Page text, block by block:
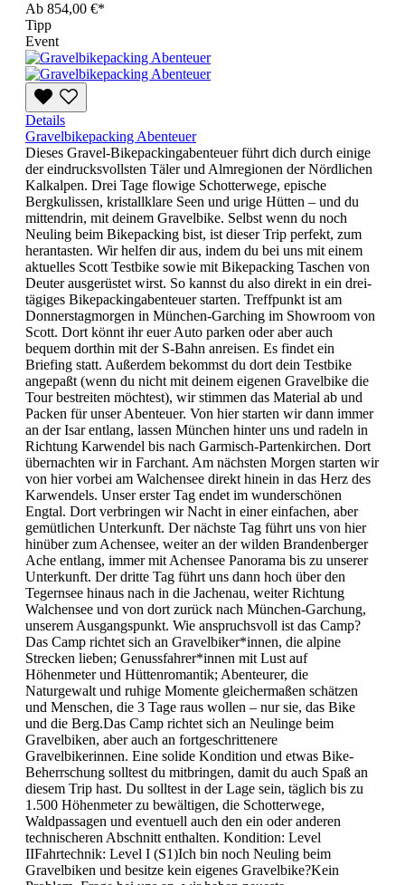
Ab 854,00 €*
Tipp
Event
Details
Gravelbikepacking Abenteuer
Dieses Gravel-Bikepackingabenteuer führt dich durch einige
der eindrucksvollsten Täler und Almregionen der Nördlichen
Kalkalpen. Drei Tage flowige Schotterwege, epische
Bergkulissen, kristallklare Seen und urige Hütten – und du
mittendrin, mit deinem Gravelbike. Selbst wenn du noch
Neuling beim Bikepacking bist, ist dieser Trip perfekt, zum
herantasten. Wir helfen dir aus, indem du bei uns mit einem
aktuelles Scott Testbike sowie mit Bikepacking Taschen von
Deuter ausgerüstet wirst. So kannst du also direkt in ein drei-
tägiges Bikepackingabenteuer starten. Treffpunkt ist am
Donnerstagmorgen in München-Garching im Showroom von
Scott. Dort könnt ihr euer Auto parken oder aber auch
bequem dorthin mit der S-Bahn anreisen. Es findet ein
Briefing statt. Außerdem bekommst du dort dein Testbike
angepaßt (wenn du nicht mit deinem eigenen Gravelbike die
Tour bestreiten möchtest), wir stimmen das Material ab und
Packen für unser Abenteuer. Von hier starten wir dann immer
an der Isar entlang, lassen München hinter uns und radeln in
Richtung Karwendel bis nach Garmisch-Partenkirchen. Dort
übernachten wir in Farchant. Am nächsten Morgen starten wir
von hier vorbei am Walchensee direkt hinein in das Herz des
Karwendels. Unser erster Tag endet im wunderschönen
Engtal. Dort verbringen wir Nacht in einer einfachen, aber
gemütlichen Unterkunft. Der nächste Tag führt uns von hier
hinüber zum Achensee, weiter an der wilden Brandenberger
Ache entlang, immer mit Achensee Panorama bis zu unserer
Unterkunft. Der dritte Tag führt uns dann hoch über den
Tegernsee hinaus nach in die Jachenau, weiter Richtung
Walchensee und von dort zurück nach München-Garchung,
unserem Ausgangspunkt. Wie anspruchsvoll ist das Camp?
Das Camp richtet sich an Gravelbiker*innen, die alpine
Strecken lieben; Genussfahrer*innen mit Lust auf
Höhenmeter und Hüttenromantik; Abenteurer, die
Naturgewalt und ruhige Momente gleichermaßen schätzen
und Menschen, die 3 Tage raus wollen – nur sie, das Bike
und die Berg.Das Camp richtet sich an Neulinge beim
Gravelbiken, aber auch an fortgeschrittenere
Gravelbikerinnen. Eine solide Kondition und etwas Bike-
Beherrschung solltest du mitbringen, damit du auch Spaß an
diesem Trip hast. Du solltest in der Lage sein, täglich bis zu
1.500 Höhenmeter zu bewältigen, die Schotterwege,
Waldpassagen und eventuell auch den ein oder anderen
technischeren Abschnitt enthalten. Kondition: Level
IIFahrtechnik: Level I (S1)Ich bin noch Neuling beim
Gravelbiken und besitze kein eigenes Gravelbike?Kein